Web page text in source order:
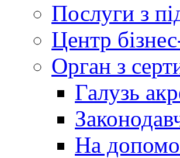
Послуги з
Центр
Орган з
Галузь
На